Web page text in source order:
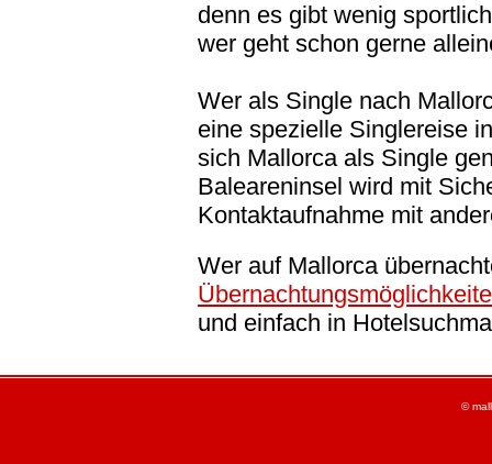
denn es gibt wenig
wer geht schon gerne
Wer als Single nach
eine spezielle Singlereise
sich Mallorca als Single
Baleareninsel wird mit
Kontaktaufnahme mit
Wer auf Mallorca
und einfach in
©